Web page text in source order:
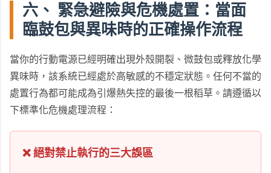
六、 緊急避險與危機處置：當面
臨鼓包與異味時的正確操作流程
當你的行動電源已經明確出現外殼開裂、微鼓包或釋放化學
異味時，該系統已經處於高敏感的不穩定狀態。任何不當的
處置行為都可能成為引爆熱失控的最後一根稻草。請遵循以
下標準化危機處理流程：
❌ 絕對禁止執行的三大誤區